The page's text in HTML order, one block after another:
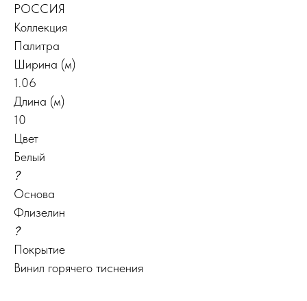
РОССИЯ
Коллекция
Палитра
Ширина (м)
1.06
Длина (м)
10
Цвет
Белый
?
Основа
Флизелин
?
Покрытие
Винил горячего тиснения